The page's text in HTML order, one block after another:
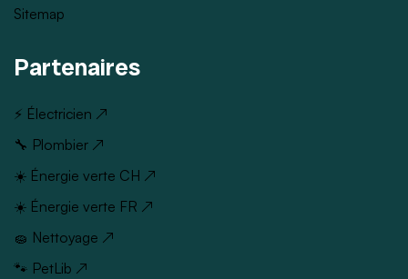
Sitemap
Partenaires
⚡ Électricien ↗
🔧 Plombier ↗
☀️ Énergie verte CH ↗
☀️ Énergie verte FR ↗
🧽 Nettoyage ↗
🐾 PetLib ↗